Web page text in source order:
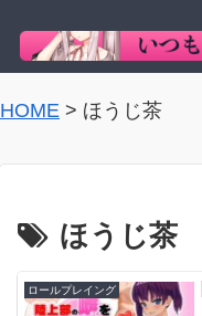
HOME > ほうじ茶
ほうじ茶
ロールプレイング